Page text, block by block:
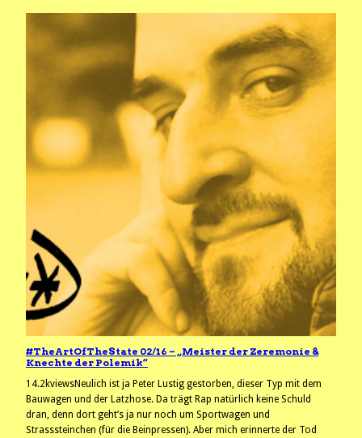
#TheArtOfTheState 02/16 – „Meister der Zeremonie &
Knechte der Polemik“
14.2kviewsNeulich ist ja Peter Lustig gestorben, dieser Typ mit dem
Bauwagen und der Latzhose. Da trägt Rap natürlich keine Schuld
dran, denn dort geht’s ja nur noch um Sportwagen und
Strasssteinchen (für die Beinpressen). Aber mich erinnerte der Tod